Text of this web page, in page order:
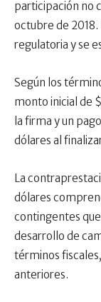
participación no
octubre de 2018.
regulatoria y se
Según los
monto inicial de
la firma y un
dólares al
La
dólares
contingentes
desarrollo de
términos
anteriores.